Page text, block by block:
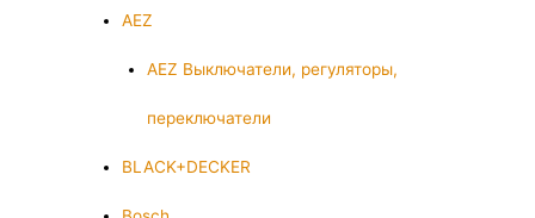
AEZ
AEZ Выключатели, регуляторы,
переключатели
BLACK+DECKER